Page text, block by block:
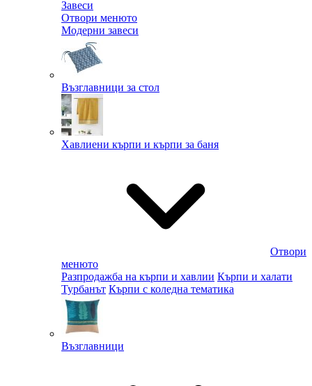
Завеси
Отвори менюто
Модерни завеси
Възглавници за стол
Хавлиени кърпи и кърпи за баня
Отвори
менюто
Разпродажба на кърпи и хавлии Кърпи и халати
Турбанът Кърпи с коледна тематика
Възглавници